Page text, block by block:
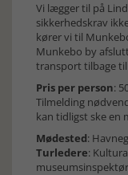
Vi lægger til på
sikkerhedskrav
kører vi til
Munkebo by
transport tilbage
Pris per person:
Tilmelding
kan tidligst ske en
Mødested:
Turledere: